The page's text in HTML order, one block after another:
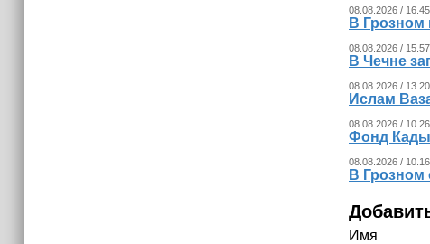
08.08.2026 / 16.45
В Грозном
08.08.2026 / 15.57
В Чечне
08.08.2026 / 13.20
Ислам
08.08.2026 / 10.26
Фонд
08.08.2026 / 10.16
В Грозном
Имя